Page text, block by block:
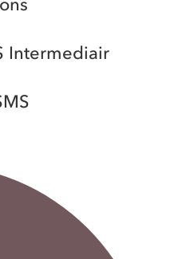
Intermediair